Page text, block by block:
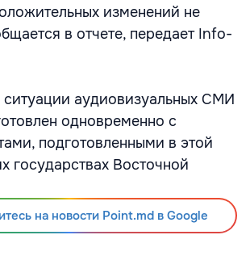
изменений не
в отчете, передает Info-
ситуации аудиовизуальных СМИ
одновременно с
подготовленными в этой
государствах Восточной
на новости Point.md в Google